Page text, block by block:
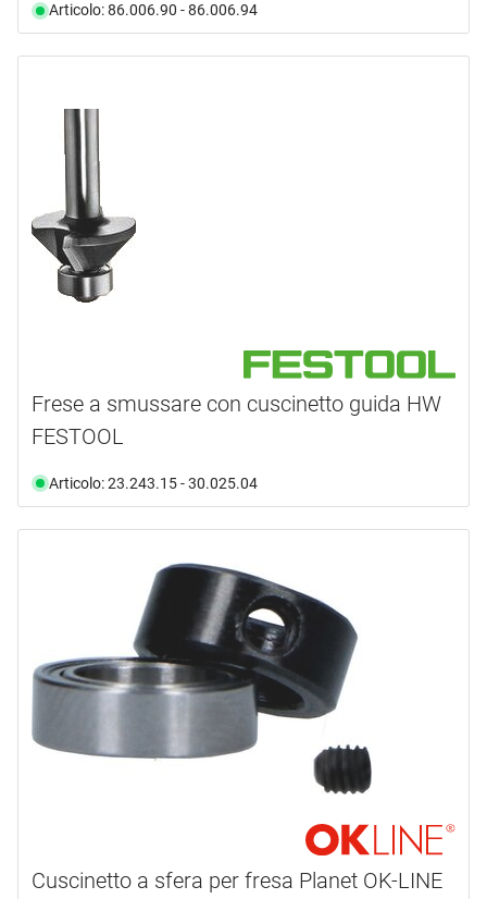
Articolo: 86.006.90 - 86.006.94
Frese a smussare con cuscinetto guida HW
FESTOOL
Articolo: 23.243.15 - 30.025.04
Cuscinetto a sfera per fresa Planet OK-LINE